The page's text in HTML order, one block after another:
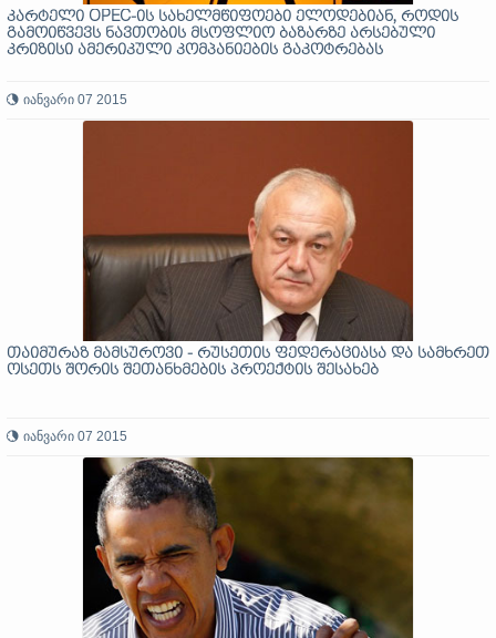
კარტელი OPEC-ის სახელმწიფოები ელოდებიან, როდის
გამოიწვევს ნავთობის მსოფლიო ბაზარზე არსებული
კრიზისი ამერიკული კომპანიების გაკოტრებას
იანვარი 07 2015
თაიმურაზ მამსუროვი - რუსეთის ფედერაციასა და სამხრეთ
ოსეთს შორის შეთანხმების პროექტის შესახებ
იანვარი 07 2015